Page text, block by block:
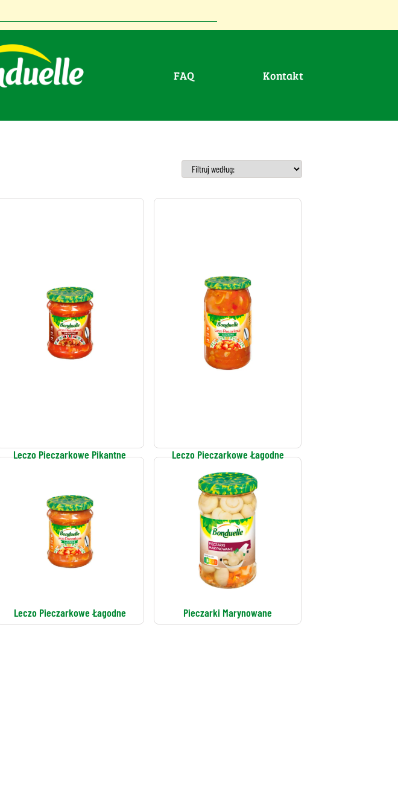
FAQ Kontakt
Leczo Pieczarkowe Pikantne
Leczo Pieczarkowe Łagodne
Leczo Pieczarkowe Łagodne Pieczarki Marynowane